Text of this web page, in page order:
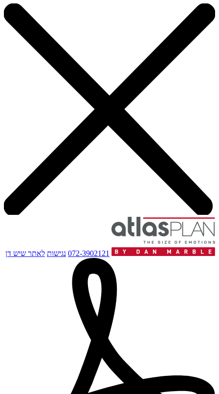
072-3902121 נגישות לאתר שיש דן